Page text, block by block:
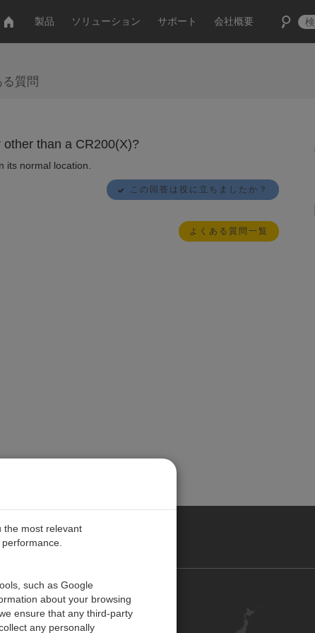
製品 ソリューション サポート 会社概要
質問
than a CR200(X)?
its normal location.
この回答は役に立ちましたか？
よくある質問一覧
お問い合わせ
キャリア
the most relevant
such as Google
about your browsing
ensure that any third-party
any personally